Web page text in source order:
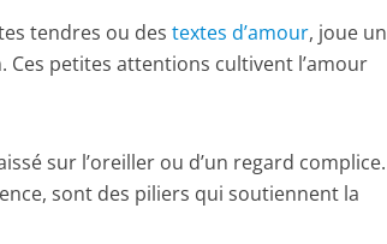
tendres ou destextes d’amour, joue un
petites attentions cultivent l’amour
sur l’oreiller ou d’un regard complice.
sont des piliers qui soutiennent la